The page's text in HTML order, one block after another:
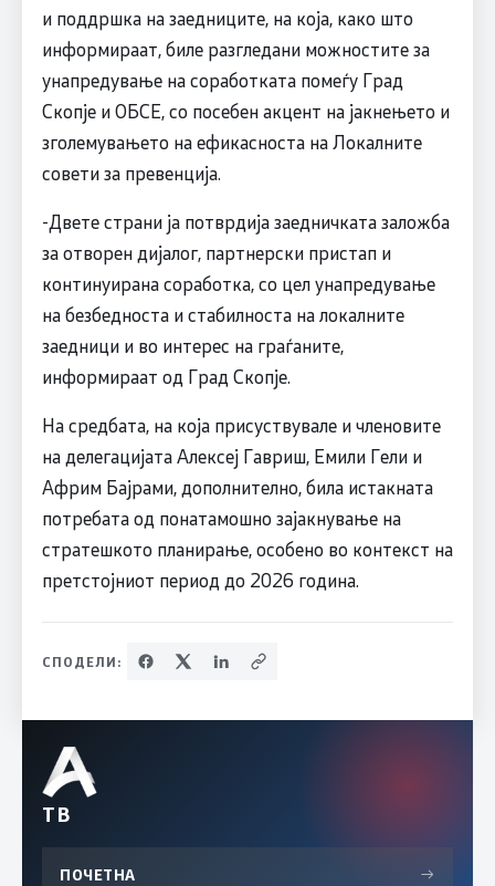
и поддршка на заедниците, на која, како што
информираат, биле разгледани можностите за
унапредување на соработката помеѓу Град
Скопје и ОБСЕ, со посебен акцент на јакнењето и
зголемувањето на ефикасноста на Локалните
совети за превенција.
-Двете страни ја потврдија заедничката заложба
за отворен дијалог, партнерски пристап и
континуирана соработка, со цел унапредување
на безбедноста и стабилноста на локалните
заедници и во интерес на граѓаните,
информираат од Град Скопје.
На средбата, на која присуствувале и членовите
на делегацијата Алексеј Гавриш, Емили Гели и
Африм Бајрами, дополнително, била истакната
потребата од понатамошно зајакнување на
стратешкото планирање, особено во контекст на
претстојниот период до 2026 година.
СПОДЕЛИ:
ТВ
ПОЧЕТНА →